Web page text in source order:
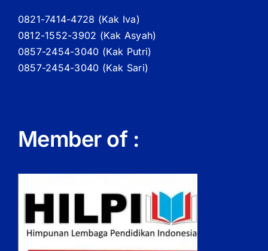
0821-7414-4728 (Kak Iva)
0812-1552-3902 (Kak Asyah)
0857-2454-3040 (Kak Putri)
0857-2454-3040 (Kak Sari)
Member of :